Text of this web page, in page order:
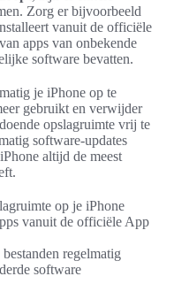
Zorg er bijvoorbeeld
vanuit de officiële
apps van onbekende
software bevatten.
je iPhone op te
gebruikt en verwijder
opslagruimte vrij te
software-updates
altijd de meest
op je iPhone
vanuit de officiële App
regelmatig
software